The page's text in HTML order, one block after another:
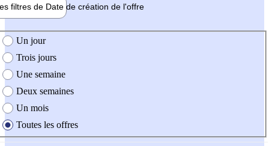
filtres de Date de création de l'offre
création de l'offre
Un jour
Trois jours
Une semaine
Deux semaines
Un mois
Toutes les offres